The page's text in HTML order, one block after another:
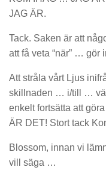
JAG ÄR.
Tack. Saken är att
att få veta “när” … gör
Att stråla vårt Ljus
skillnaden … i/till …
enkelt fortsätta att
ÄR DET! Stort tack
Blossom, innan vi
vill säga …